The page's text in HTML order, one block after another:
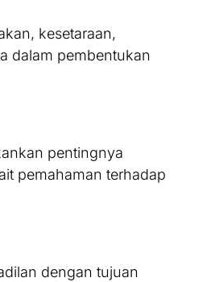
kesetaraan,
dalam pembentukan
pentingnya
pemahaman terhadap
dengan tujuan